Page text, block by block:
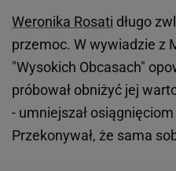
Weronika Rosati długo
przemoc. W wywiadzie z
"Wysokich Obcasach"
próbował obniżyć jej
- umniejszał
Przekonywał, że sama